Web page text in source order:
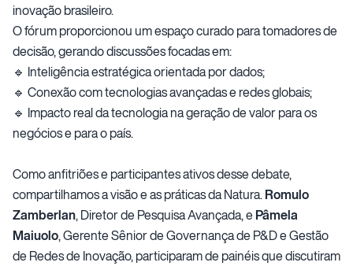
inovação brasileiro.
O fórum proporcionou um espaço curado para tomadores de
decisão, gerando discussões focadas em:
🔹 Inteligência estratégica orientada por dados;
🔹 Conexão com tecnologias avançadas e redes globais;
🔹 Impacto real da tecnologia na geração de valor para os
negócios e para o país.
Como anfitriões e participantes ativos desse debate,
compartilhamos a visão e as práticas da Natura.Romulo
Zamberlan, Diretor de Pesquisa Avançada, ePâmela
Maiuolo, Gerente Sênior de Governança de P&D e Gestão
de Redes de Inovação, participaram de painéis que discutiram